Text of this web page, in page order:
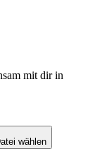
mit dir in
wählen